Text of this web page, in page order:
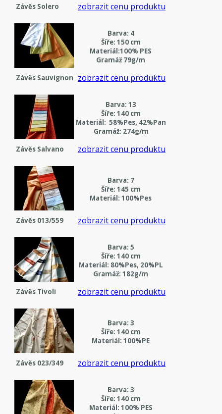
Závěs Solero
zobrazit cenu produktu
Barva: 4
Šíře: 150 cm
Materiál:100% PES
Gramáž 79g/m
Závěs Sauvignon
zobrazit cenu produktu
Barva: 13
Šíře: 140 cm
Materiál: 58%Pes, 42%Pan
Gramáž: 274g/m
Závěs Salvano
zobrazit cenu produktu
Barva: 7
Šíře: 145 cm
Materiál: 100%Pes
Závěs 013/559 zobrazit cenu produktu
Barva: 5
Šíře: 140 cm
Materiál: 80%Pes, 20%PL
Gramáž: 182g/m
Závěs Tivoli
zobrazit cenu produktu
Barva: 3
Šíře: 140 cm
Materiál: 100%PE
Závěs 023/349 zobrazit cenu produktu
Barva: 3
Šíře: 140 cm
Materiál: 100% PES